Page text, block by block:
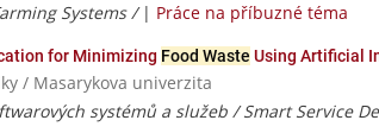
Systems / | Práce na příbuzné téma
for Minimizing Food Waste Using Artificial
/ Masarykova univerzita
systémů a služeb / Smart Service